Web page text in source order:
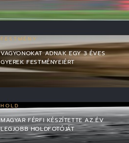
FESTMÉNY
VAGYONOKAT ADNAK EGY 3 ÉVES
GYEREK FESTMÉNYEIÉRT
HOLD
MAGYAR FÉRFI KÉSZÍTETTE AZ ÉV
LEGJOBB HOLDFOTÓJÁT